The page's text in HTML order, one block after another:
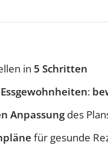
in 5 Schritten
:
Anpassungdes
für gesunde